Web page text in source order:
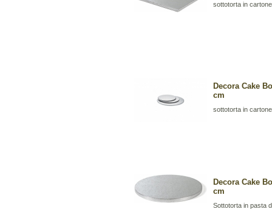
sottotorta in cartone
Decora Cake
cm
sottotorta in cartone
Decora Cake
cm
Sottotorta in pasta